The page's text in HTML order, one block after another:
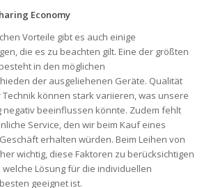
Economy
Vorteile gibt es auch einige
die es zu beachten gilt. Eine der größten
in den möglichen
der ausgeliehenen Geräte. Qualität
können stark variieren, was unsere
beeinflussen könnte. Zudem fehlt
Service, den wir beim Kauf eines
erhalten würden. Beim Leihen von
wichtig, diese Faktoren zu berücksichtigen
Lösung für die individuellen
geeignet ist.